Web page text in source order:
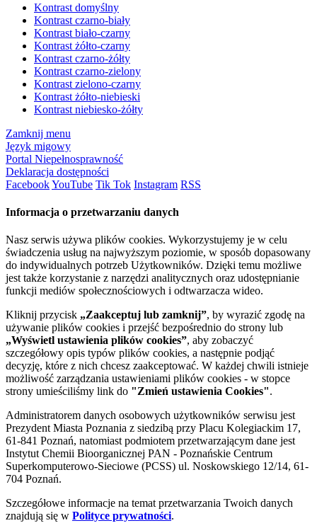
Kontrast domyślny
Kontrast czarno-biały
Kontrast biało-czarny
Kontrast żółto-czarny
Kontrast czarno-żółty
Kontrast czarno-zielony
Kontrast zielono-czarny
Kontrast żółto-niebieski
Kontrast niebiesko-żółty
Zamknij menu
Język migowy
Portal Niepełnosprawność
Deklaracja dostępności
FacebookYouTube Tik Tok Instagram RSS
Informacja o przetwarzaniu danych
Nasz serwis używa plików cookies. Wykorzystujemy je w celu
świadczenia usług na najwyższym poziomie, w sposób dopasowany
do indywidualnych potrzeb Użytkowników. Dzięki temu możliwe
jest także korzystanie z narzędzi analitycznych oraz udostępnianie
funkcji mediów społecznościowych i odtwarzacza wideo.
Kliknij przycisk „Zaakceptuj lub zamknij”, by wyrazić zgodę na
używanie plików cookies i przejść bezpośrednio do strony lub
„Wyświetl ustawienia plików cookies”, aby zobaczyć
szczegółowy opis typów plików cookies, a następnie podjąć
decyzję, które z nich chcesz zaakceptować. W każdej chwili istnieje
możliwość zarządzania ustawieniami plików cookies - w stopce
strony umieściliśmy link do "Zmień ustawienia Cookies".
Administratorem danych osobowych użytkowników serwisu jest
Prezydent Miasta Poznania z siedzibą przy Placu Kolegiackim 17,
61-841 Poznań, natomiast podmiotem przetwarzającym dane jest
Instytut Chemii Bioorganicznej PAN - Poznańskie Centrum
Superkomputerowo-Sieciowe (PCSS) ul. Noskowskiego 12/14, 61-
704 Poznań.
Szczegółowe informacje na temat przetwarzania Twoich danych
znajdują się w Polityce prywatności.